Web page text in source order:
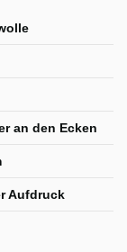
an den Ecken
Aufdruck